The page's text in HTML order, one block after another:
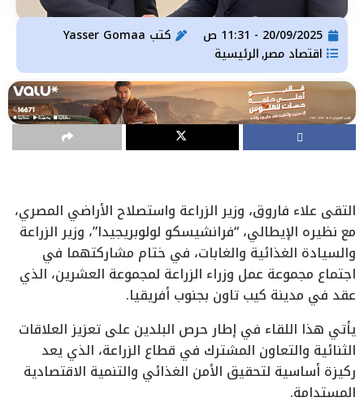
20/09/2025 - 11:31 ص كتب
اقتصاد مصر, الرئيسية
التقى علاء فاروق، وزير الزراعة واستصلاح الأراضي المصري،
مع نظيره الإيطالي، “فرانشيسكو لولوبريجيدا”، وزير الزراعة
والسيادة الغذائية والغابات، في ختام مشاركتهما في
اجتماع مجموعة عمل وزراء الزراعة لمجموعة العشرين، الذي
عقد في مدينة كيب تاون بجنوب أفريقيا.
يأتي هذا اللقاء في إطار حرص البلدين على تعزيز العلاقات
الثنائية والتعاون المشترك في قطاع الزراعة، الذي يعد
ركيزة أساسية لتحقيق الأمن الغذائي والتنمية الاقتصادية
المستدامة.